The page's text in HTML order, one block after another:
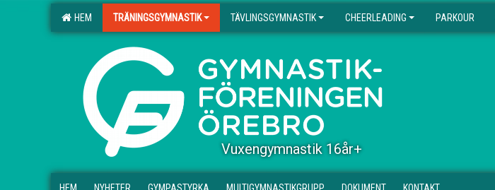
HEM TRÄNINGSGYMNASTIK TÄVLINGSGYMNASTIK CHEERLEADING PARKOUR
.
Vuxengymnastik 16år+